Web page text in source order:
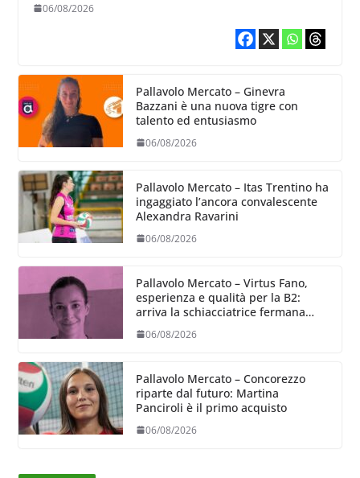
06/08/2026
Pallavolo Mercato – Ginevra
Bazzani è una nuova tigre con
talento ed entusiasmo
06/08/2026
Pallavolo Mercato – Itas Trentino ha
ingaggiato l’ancora convalescente
Alexandra Ravarini
06/08/2026
Pallavolo Mercato – Virtus Fano,
esperienza e qualità per la B2:
arriva la schiacciatrice fermana
06/08/2026
Pallavolo Mercato – Concorezzo
riparte dal futuro: Martina
Panciroli è il primo acquisto
06/08/2026